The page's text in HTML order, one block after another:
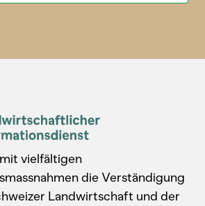
vielfältigen
die Verständigung
Landwirtschaft und der